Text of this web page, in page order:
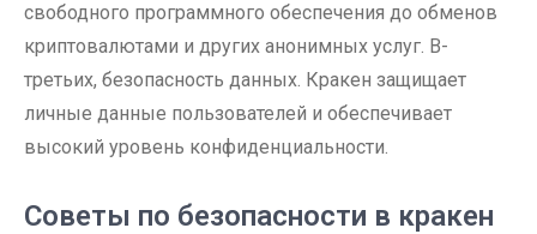
свободного программного обеспечения до обменов
криптовалютами и других анонимных услуг. В-
третьих, безопасность данных. Кракен защищает
личные данные пользователей и обеспечивает
высокий уровень конфиденциальности.
Советы по безопасности в кракен